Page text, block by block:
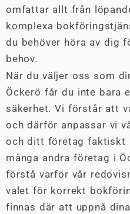
omfattar allt från
komplexa
du behöver höra av dig
behov.
När du väljer oss som
Öckerö får du inte bara
säkerhet. Vi förstår att
och därför anpassar vi
och ditt företag faktiskt
många andra företag i
förstå varför vår
valet för korrekt
finnas där att uppnå